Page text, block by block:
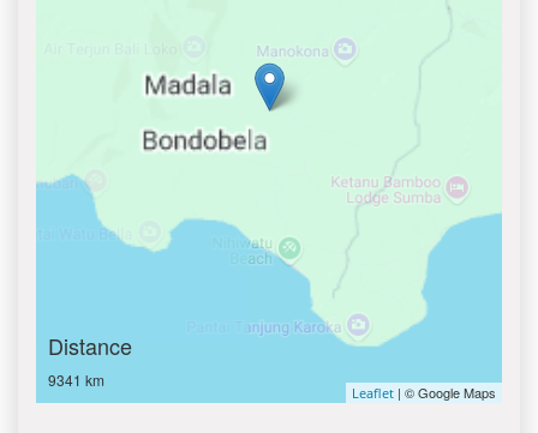
Distance
9341 km
Leaflet | © Google Maps